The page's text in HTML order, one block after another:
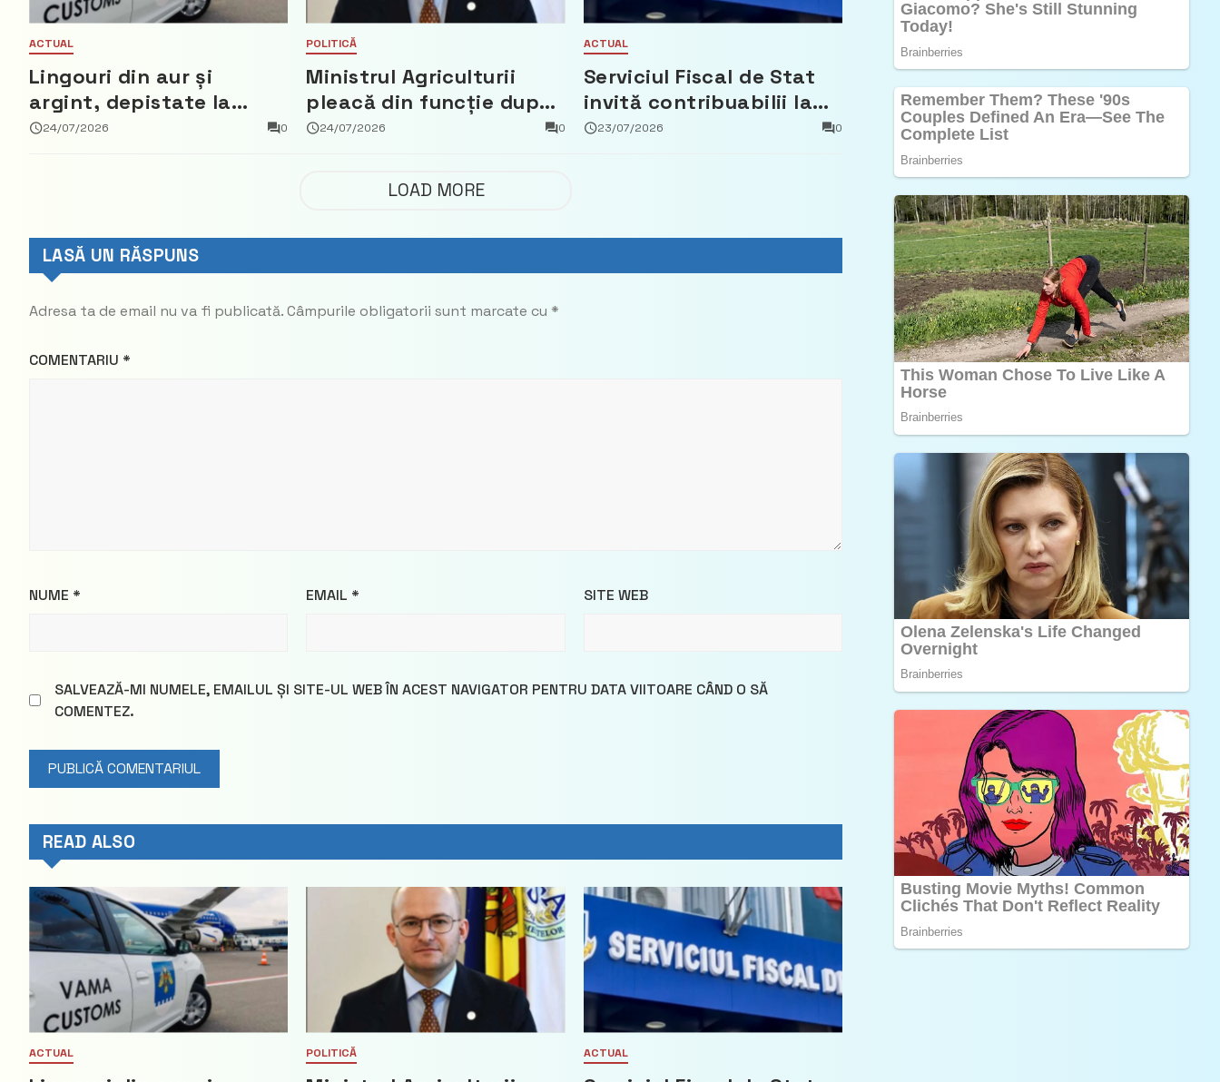
ACTUAL
Lingouri din aur și
argint, depistate la
vama Aeroport
24/07/2026 0
POLITICĂ
Ministrul Agriculturii
pleacă din funcție după
ce a negat că a făcut
Democrat
24/07/2026 0
ACTUAL
Serviciul Fiscal de Stat
invită contribuabilii la
un webinar gratuit
23/07/2026 0
LOAD MORE
LASĂ UN RĂSPUNS
Adresa ta de email nu va fi publicată.Câmpurile obligatorii sunt marcate cu *
COMENTARIU *
NUME * EMAIL * SITE WEB
SALVEAZĂ-MI NUMELE, EMAILUL ȘI SITE-UL WEB ÎN ACEST NAVIGATOR PENTRU DATA VIITOARE CÂND O SĂ
COMENTEZ.
READ ALSO
ACTUAL POLITICĂ ACTUAL